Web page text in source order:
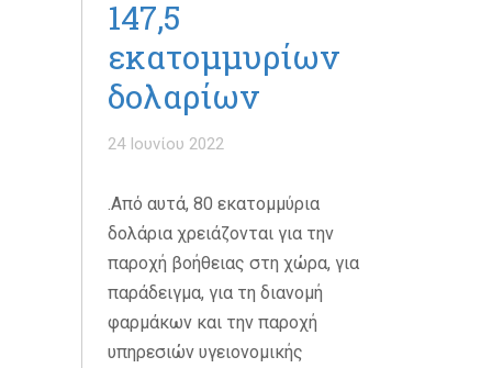
147,5
εκατομμυρίων
δολαρίων
24 Ιουνίου 2022
.Από αυτά, 80 εκατομμύρια
δολάρια χρειάζονται για την
παροχή βοήθειας στη χώρα, για
παράδειγμα, για τη διανομή
φαρμάκων και την παροχή
υπηρεσιών υγειονομικής